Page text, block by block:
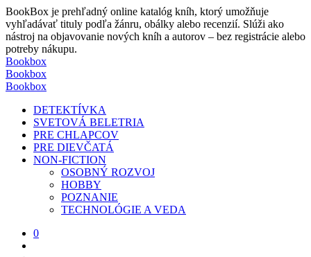
BookBox je prehľadný online katalóg kníh, ktorý umožňuje
vyhľadávať tituly podľa žánru, obálky alebo recenzií. Slúži ako
nástroj na objavovanie nových kníh a autorov – bez registrácie alebo
potreby nákupu.
Bookbox
Bookbox
Bookbox
DETEKTÍVKA
SVETOVÁ BELETRIA
PRE CHLAPCOV
PRE DIEVČATÁ
NON-FICTION
OSOBNÝ ROZVOJ
HOBBY
POZNANIE
TECHNOLÓGIE A VEDA
0